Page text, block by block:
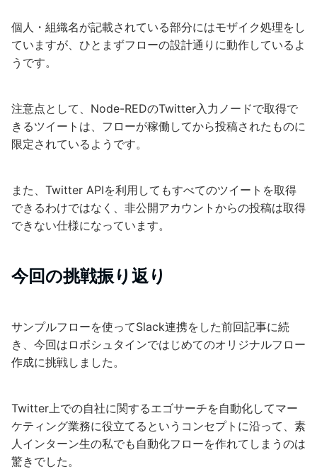
個人・組織名が記載されている部分にはモザイク処理をし
ていますが、ひとまずフローの設計通りに動作しているよ
うです。
注意点として、Node-REDのTwitter入力ノードで取得で
きるツイートは、フローが稼働してから投稿されたものに
限定されているようです。
また、Twitter APIを利用してもすべてのツイートを取得
できるわけではなく、非公開アカウントからの投稿は取得
できない仕様になっています。
今回の挑戦振り返り
サンプルフローを使ってSlack連携をした前回記事に続
き、今回はロボシュタインではじめてのオリジナルフロー
作成に挑戦しました。
Twitter上での自社に関するエゴサーチを自動化してマー
ケティング業務に役立てるというコンセプトに沿って、素
人インターン生の私でも自動化フローを作れてしまうのは
驚きでした。